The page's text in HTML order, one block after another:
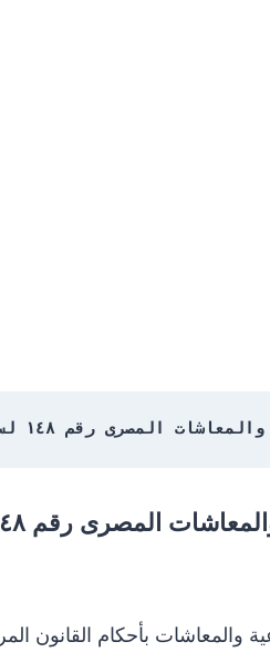
المصرى رقم ۱٤۸ لسنة ۲۰۱۹
المصرى رقم ۱٤۸ لسنة ۲۰۱۹
والمعاشات بأحكام القانون